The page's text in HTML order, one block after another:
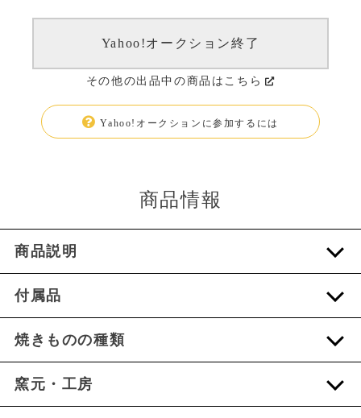
Yahoo!オークション終了
その他の出品中の商品はこちら
Yahoo!オークションに参加するには
商品情報
商品説明
付属品
焼きものの種類
窯元・工房